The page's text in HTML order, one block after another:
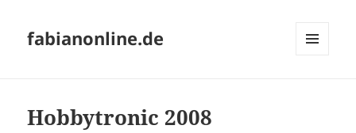
fabianonline.de
Hobbytronic 2008